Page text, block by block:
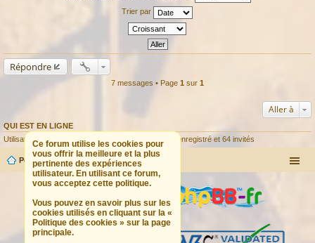
Trier par
Répondre
7 messages • Page 1 sur 1
Aller à
QUI EST EN LIGNE
Utilisateurs parcourant ce forum : Aucun utilisateur enregistré et 64 invités
Ce forum utilise les cookies pour
vous offrir la meilleure et la plus
pertinente des expériences
utilisateur. En utilisant ce forum,
vous acceptez cette politique.
Vous pouvez en savoir plus sur les
cookies utilisés en cliquant sur la «
Politique des cookies » sur la page
principale.
Portail Forum